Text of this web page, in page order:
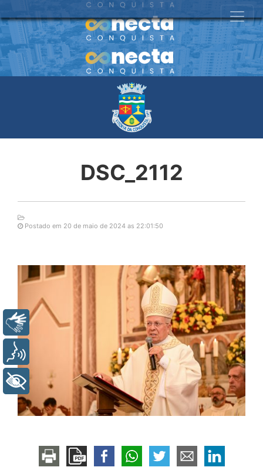
DSC_2112
Postado em 20 de maio de 2024 as 22:01:50
Libras
+ Acessibilidade